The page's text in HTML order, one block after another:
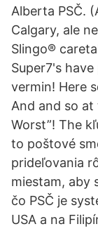
Alberta PSČ.
Calgary, ale
Slingo®
Super7's
vermin! Here
And and so at
Worst”! The
to poštové
prideľovania
miestam, aby
čo PSČ je
USA a na